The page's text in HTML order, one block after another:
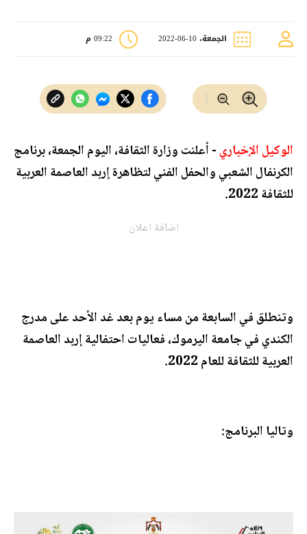
الجمعة، 10-06-2022 09:22 م
الوكيل الإخباري- أعلنت وزارة الثقافة، اليوم الجمعة، برنامج
الكرنفال الشعبي والحفل الفني لتظاهرة ‫إربد العاصمة العربية
للثقافة‬ 2022.
اضافة اعلان
وتنطلق في السابعة من مساء يوم بعد غد الأحد على مدرج
الكندي في جامعة اليرموك، فعاليات احتفالية إربد العاصمة
العربية للثقافة للعام 2022.
وتاليا البرنامج: